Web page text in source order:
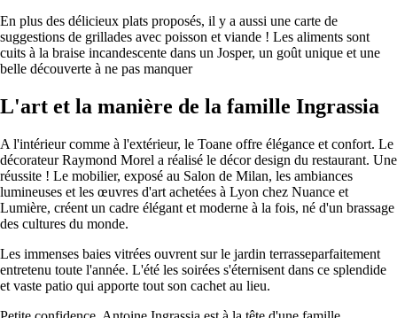
En plus des délicieux plats proposés, il y a aussi une carte de
suggestions de grillades avec poisson et viande ! Les aliments sont
cuits à la braise incandescente dans un Josper, un goût unique et une
belle découverte à ne pas manquer
L'art et la manière de la famille Ingrassia
A l'intérieur comme à l'extérieur, le Toane offre élégance et confort. Le
décorateur Raymond Morel a réalisé le décor design du restaurant. Une
réussite ! Le mobilier, exposé au Salon de Milan, les ambiances
lumineuses et les œuvres d'art achetées à Lyon chez Nuance et
Lumière, créent un cadre élégant et moderne à la fois, né d'un brassage
des cultures du monde.
Les immenses baies vitrées ouvrent sur le jardin terrasseparfaitement
entretenu toute l'année. L'été les soirées s'éternisent dans ce splendide
et vaste patio qui apporte tout son cachet au lieu.